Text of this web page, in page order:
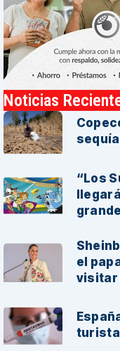
Noticias
“Los
grande
el
visitar
turista